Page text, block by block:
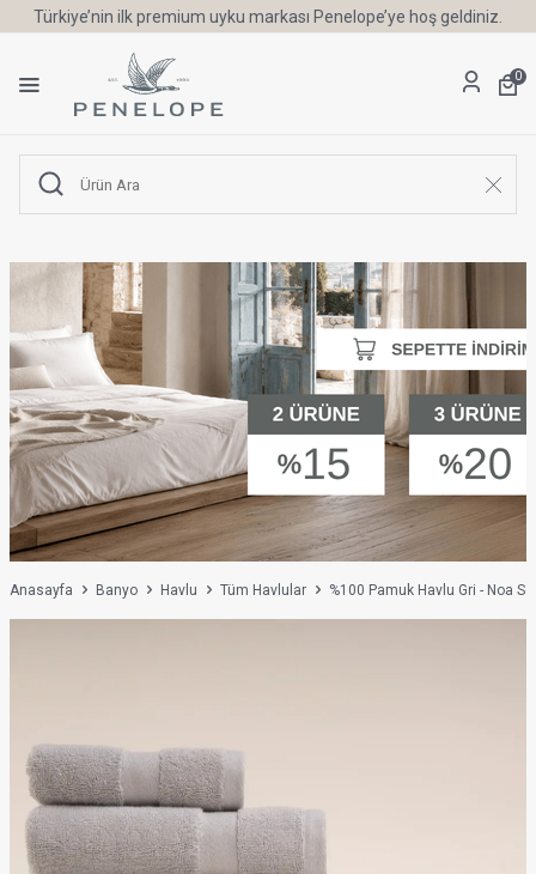
Türkiye’nin ilk premium uyku markası Penelope’ye hoş geldiniz.
0
Anasayfa Banyo Havlu Tüm Havlular %100 Pamuk Havlu Gri - Noa